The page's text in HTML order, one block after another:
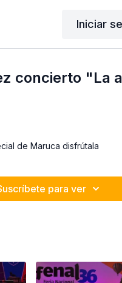
Iniciar
concierto "La
de Maruca disfrútala
para ver